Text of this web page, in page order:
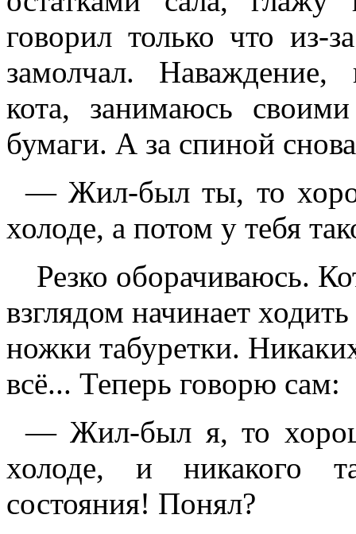
говорил только что из-
замолчал.
кота, занимаюсь
бумаги. А за спиной
— Жил-был ты, то
холоде, а потом у тебя
Резко оборачиваюсь.
взглядом начинает
ножки табуретки.
всё... Теперь говорю сам:
— Жил-был я, то
холоде, и никакого
состояния! Понял?